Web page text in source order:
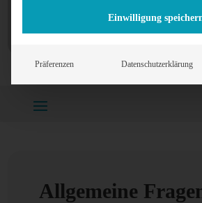
Allgemeine
Einwilligung
Präferenzen Datenschutzerklärung